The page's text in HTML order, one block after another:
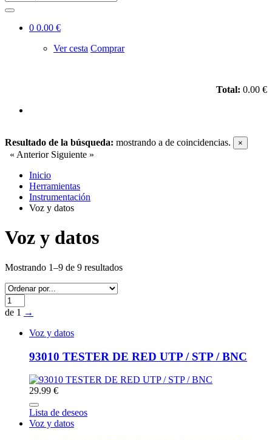
0 0.00 €
Ver cesta Comprar
Total: 0.00 €
Resultado de la búsqueda: mostrando a de coincidencias. ×
« Anterior Siguiente »
Inicio
Herramientas
Instrumentación
Voz y datos
Voz y datos
Mostrando 1–9 de 9 resultados
de 1 →
Voz y datos
93010 TESTER DE RED UTP / STP / BNC
29.99 €
Lista de deseos
Voz y datos